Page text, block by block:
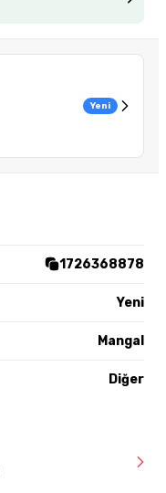
Yeni
1726368878
Yeni
Mangal
Diğer